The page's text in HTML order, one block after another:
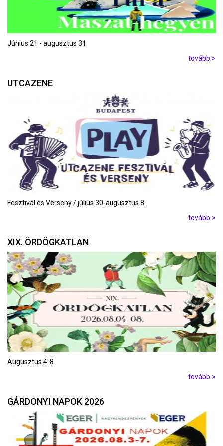
Június 21 - augusztus 31.
tovább >
UTCAZENE
Fesztivál és Verseny / július 30-augusztus 8.
tovább >
XIX. ÖRDÖGKATLAN
Augusztus 4-8
tovább >
GÁRDONYI NAPOK 2026